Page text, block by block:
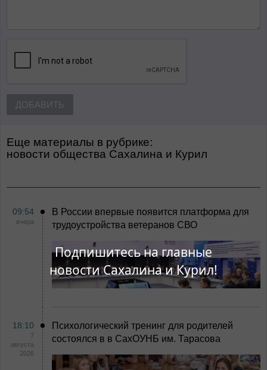
Подпишитесь на главные
новости Сахалина и Курил!
ДОБАВИТЬ
Еще материалы в рубрике:
Новости общества Сахалина и Курил
09:54
вчера
В России впервые появится платформа для
трудоустройства ветеранов СВО
18:10
7
августа
2026
Психологический тренинг для родителей
состоялся в в СахОУНБ им. Тарасова